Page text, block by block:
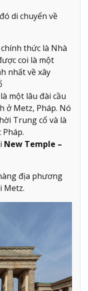
di chuyển về
thức là Nhà
coi là một
nhất về xây
một lâu đài cầu
ở Metz, Pháp. Nó
Trung cổ và là
New Temple –
địa phương
Metz.